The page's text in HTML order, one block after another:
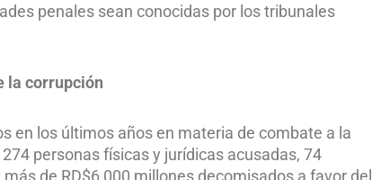
penales sean conocidas por los tribunales
la corrupción
en los últimos años en materia de combate a la
personas físicas y jurídicas acusadas, 74
de RD$6,000 millones decomisados a favor del